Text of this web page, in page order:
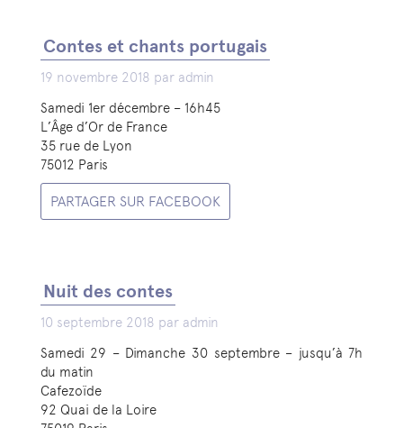
Contes et chants portugais
19 novembre 2018 par admin
Samedi 1er décembre – 16h45
L’Âge d’Or de France
35 rue de Lyon
75012 Paris
PARTAGER SUR FACEBOOK
Nuit des contes
10 septembre 2018 par admin
Samedi 29 – Dimanche 30 septembre – jusqu’à 7h
du matin
Cafezoïde
92 Quai de la Loire